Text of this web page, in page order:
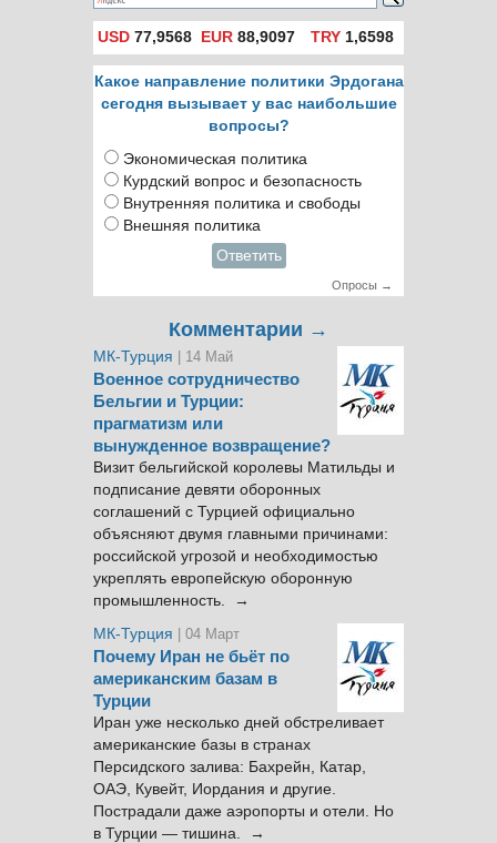
Ираке и Сирии
USD 77,9568 EUR 88,9097 TRY1,6598
Какое направление политики Эрдогана
сегодня вызывает у вас наибольшие
вопросы?
Экономическая политика
Курдский вопрос и безопасность
Внутренняя политика и свободы
Внешняя политика
Ответить
Опросы →
Комментарии →
МК-Турция | 14 Май
Военное сотрудничество
Бельгии и Турции:
прагматизм или
вынужденное возвращение?
Визит бельгийской королевы Матильды и
подписание девяти оборонных
соглашений с Турцией официально
объясняют двумя главными причинами:
российской угрозой и необходимостью
укреплять европейскую оборонную
промышленность. →
МК-Турция
| 04 Март
Почему Иран не бьёт по
американским базам в
Турции
Иран уже несколько дней обстреливает
американские базы в странах
Персидского залива: Бахрейн, Катар,
ОАЭ, Кувейт, Иордания и другие.
Пострадали даже аэропорты и отели. Но
в Турции — тишина. →